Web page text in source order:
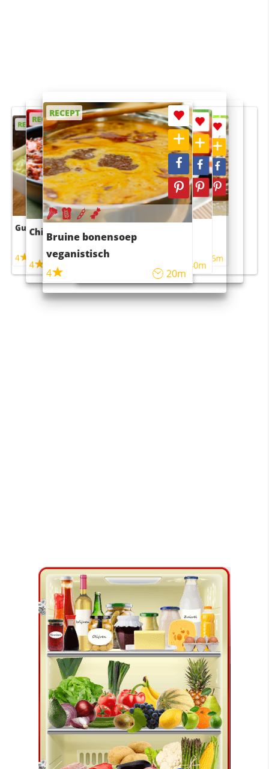
RECEPT
Guacamole
4
RECEPT
Chili con carne
4 45m
RECEPT
Bruine bonensoep
veganistisch
4
20m
RECEPT
Sushi rijstsalade
maaltijdsalade
40m
RECEPT
4 55m